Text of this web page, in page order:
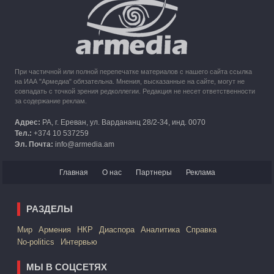
Кипр рассматривает возможность размещения беженцев
из Карабаха
При частичной или полной перепечатке материалов с нашего сайта ссылка
на ИАА "Армедиа" обязательна. Мнения, высказанные на сайте, могут не
совпадать с точкой зрения редколлегии. Редакция не несет ответственности
за содержание реклам.
Адрес: РА, г. Ереван, ул. Вардананц 28/2-34, инд. 0070
Тел.: +374 10 537259
Эл. Почта: info@armedia.am
Главная О нас Партнеры Реклама
РАЗДЕЛЫ
Mир Армения НКР Диаспора Аналитика
Справка
No-politics
Интервью
МЫ В СОЦСЕТЯХ